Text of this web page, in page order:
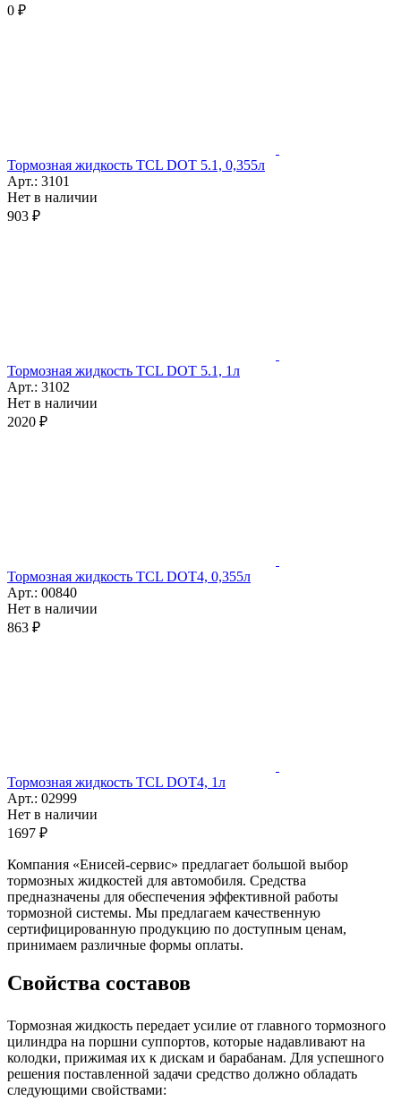
0 ₽
Тормозная жидкость TCL DOT 5.1, 0,355л
Арт.: 3101
Нет в наличии
903 ₽
Тормозная жидкость TCL DOT 5.1, 1л
Арт.: 3102
Нет в наличии
2020 ₽
Тормозная жидкость TCL DOT4, 0,355л
Арт.: 00840
Нет в наличии
863 ₽
Тормозная жидкость TCL DOT4, 1л
Арт.: 02999
Нет в наличии
1697 ₽
Компания «Енисей-сервис» предлагает большой выбор
тормозных жидкостей для автомобиля. Средства
предназначены для обеспечения эффективной работы
тормозной системы. Мы предлагаем качественную
сертифицированную продукцию по доступным ценам,
принимаем различные формы оплаты.
Свойства составов
Тормозная жидкость передает усилие от главного тормозного
цилиндра на поршни суппортов, которые надавливают на
колодки, прижимая их к дискам и барабанам. Для успешного
решения поставленной задачи средство должно обладать
следующими свойствами: